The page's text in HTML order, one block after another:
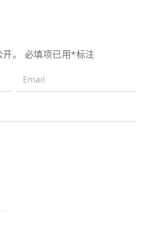
。 必填项已用*标注